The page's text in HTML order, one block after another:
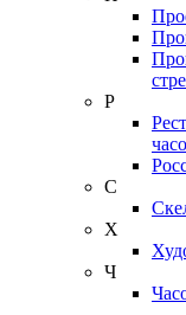
Р
С
Х
Ч